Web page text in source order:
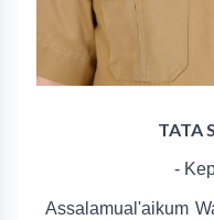
TATA
-
Assalamual'aikum